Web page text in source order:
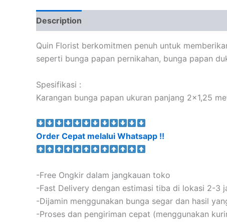
Description
Quin Florist berkomitmen penuh untuk
seperti bunga papan pernikahan, bunga papan
Spesifikasi :
Karangan bunga papan ukuran panjang 2×1,25
Order Cepat melalui Whatsapp !!
-Free Ongkir dalam jangkauan toko
-Fast Delivery dengan estimasi tiba di lokasi 2-3
-Dijamin menggunakan bunga segar dan hasil
-Proses dan pengiriman cepat (menggunakan